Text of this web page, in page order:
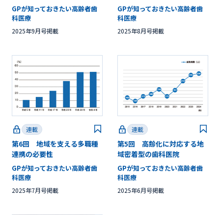
GPが知っておきたい高齢者歯
科医療
2025年9月号掲載
GPが知っておきたい高齢者歯
科医療
2025年8月号掲載
連載
第6回 地域を支える多職種
連携の必要性
GPが知っておきたい高齢者歯
科医療
2025年7月号掲載
連載
第5回 高齢化に対応する地
域密着型の歯科医院
GPが知っておきたい高齢者歯
科医療
2025年6月号掲載